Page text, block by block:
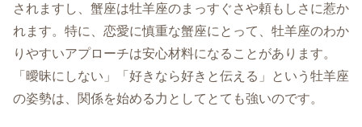
されますし、蟹座は牡羊座のまっすぐさや頼もしさに惹か
れます。特に、恋愛に慎重な蟹座にとって、牡羊座のわか
りやすいアプローチは安心材料になることがあります。
「曖昧にしない」「好きなら好きと伝える」という牡羊座
の姿勢は、関係を始める力としてとても強いのです。